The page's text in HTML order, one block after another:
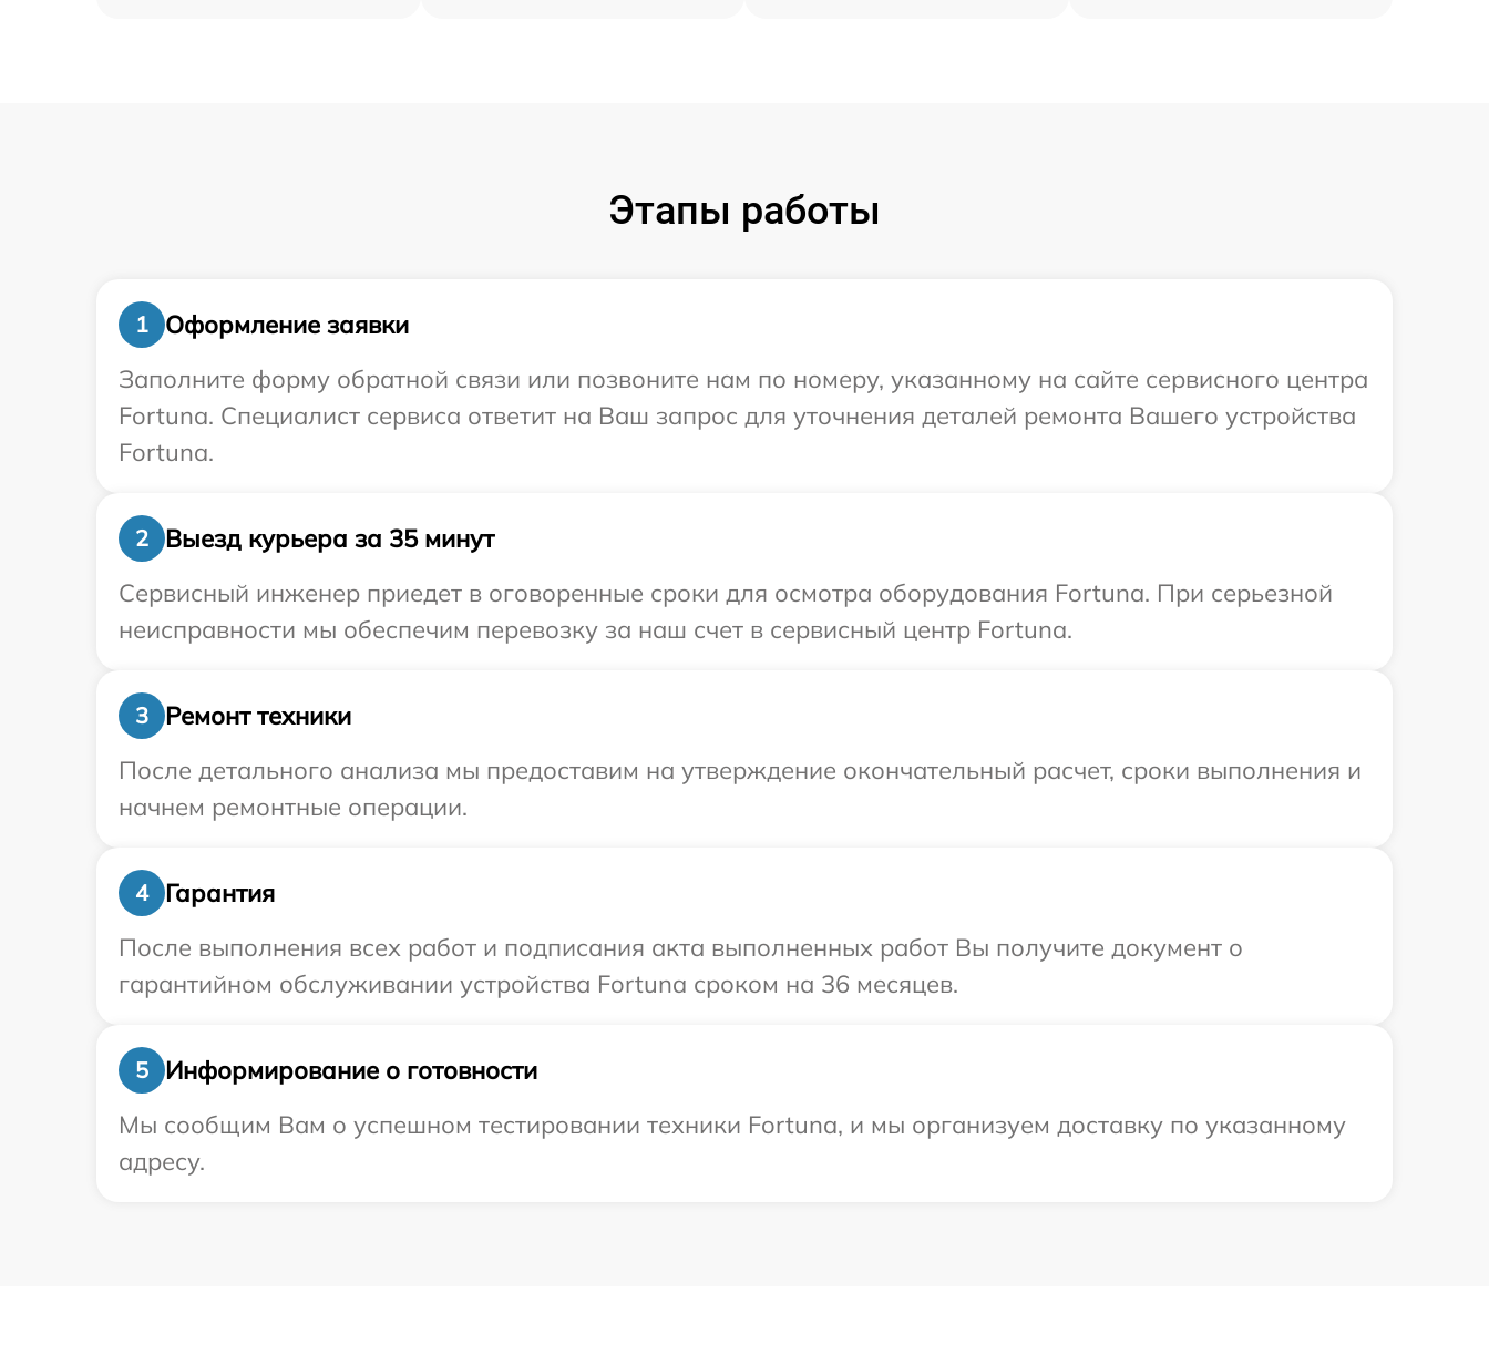
Этапы работы
1
Оформление заявки
Заполните форму обратной связи или позвоните нам по номеру, указанному на сайте сервисного центра
Fortuna. Специалист сервиса ответит на Ваш запрос для уточнения деталей ремонта Вашего устройства
Fortuna.
2
Выезд курьера за 35 минут
Сервисный инженер приедет в оговоренные сроки для осмотра оборудования Fortuna. При серьезной
неисправности мы обеспечим перевозку за наш счет в сервисный центр Fortuna.
3
Ремонт техники
После детального анализа мы предоставим на утверждение окончательный расчет, сроки выполнения и
начнем ремонтные операции.
4
Гарантия
После выполнения всех работ и подписания акта выполненных работ Вы получите документ о
гарантийном обслуживании устройства Fortuna сроком на 36 месяцев.
5
Информирование о готовности
Мы сообщим Вам о успешном тестировании техники Fortuna, и мы организуем доставку по указанному
адресу.